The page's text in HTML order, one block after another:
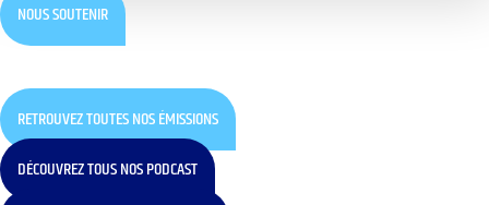
NOUS SOUTENIR
RETROUVEZ TOUTES NOS ÉMISSIONS
DÉCOUVREZ TOUS NOS PODCAST